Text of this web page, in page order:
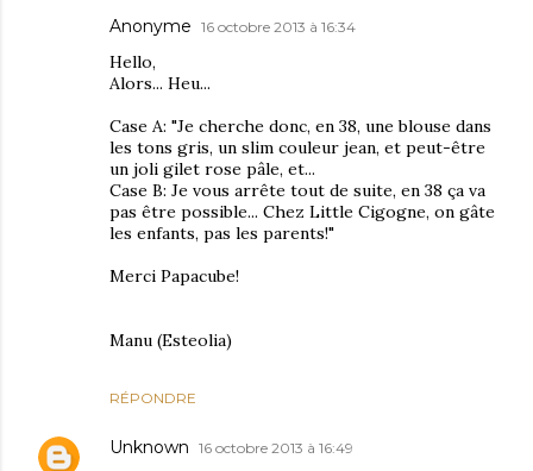
Anonyme 16 octobre 2013 à 16:34
Hello,
Alors... Heu...
Case A: "Je cherche donc, en 38, une blouse dans
les tons gris, un slim couleur jean, et peut-être
un joli gilet rose pâle, et...
Case B: Je vous arrête tout de suite, en 38 ça va
pas être possible... Chez Little Cigogne, on gâte
les enfants, pas les parents!"
Merci Papacube!
Manu (Esteolia)
RÉPONDRE
Unknown 16 octobre 2013 à 16:49